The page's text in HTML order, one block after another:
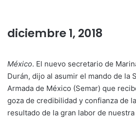
diciembre 1, 2018
México. El nuevo secretario de
Durán, dijo al asumir el mando de la
Armada de México (Semar) que
goza de credibilidad y confianza de
resultado de la gran labor de